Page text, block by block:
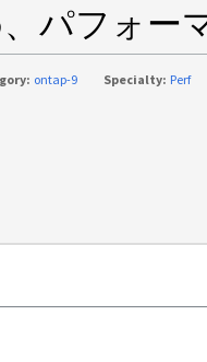
パフォー
ontap-9 Specialty: Perf